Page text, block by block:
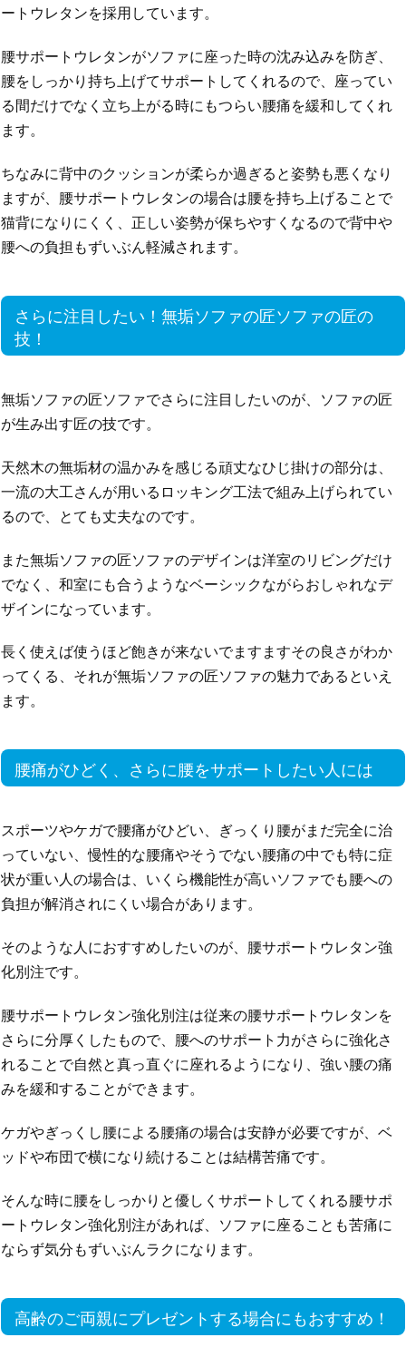
ートウレタンを採用しています。
腰サポートウレタンがソファに座った時の沈み込みを防ぎ、
腰をしっかり持ち上げてサポートしてくれるので、座ってい
る間だけでなく立ち上がる時にもつらい腰痛を緩和してくれ
ます。
ちなみに背中のクッションが柔らか過ぎると姿勢も悪くなり
ますが、腰サポートウレタンの場合は腰を持ち上げることで
猫背になりにくく、正しい姿勢が保ちやすくなるので背中や
腰への負担もずいぶん軽減されます。
さらに注目したい！無垢ソファの匠ソファの匠の
技！
無垢ソファの匠ソファでさらに注目したいのが、ソファの匠
が生み出す匠の技です。
天然木の無垢材の温かみを感じる頑丈なひじ掛けの部分は、
一流の大工さんが用いるロッキング工法で組み上げられてい
るので、とても丈夫なのです。
また無垢ソファの匠ソファのデザインは洋室のリビングだけ
でなく、和室にも合うようなベーシックながらおしゃれなデ
ザインになっています。
長く使えば使うほど飽きが来ないでますますその良さがわか
ってくる、それが無垢ソファの匠ソファの魅力であるといえ
ます。
腰痛がひどく、さらに腰をサポートしたい人には
スポーツやケガで腰痛がひどい、ぎっくり腰がまだ完全に治
っていない、慢性的な腰痛やそうでない腰痛の中でも特に症
状が重い人の場合は、いくら機能性が高いソファでも腰への
負担が解消されにくい場合があります。
そのような人におすすめしたいのが、腰サポートウレタン強
化別注です。
腰サポートウレタン強化別注は従来の腰サポートウレタンを
さらに分厚くしたもので、腰へのサポート力がさらに強化さ
れることで自然と真っ直ぐに座れるようになり、強い腰の痛
みを緩和することができます。
ケガやぎっくし腰による腰痛の場合は安静が必要ですが、ベ
ッドや布団で横になり続けることは結構苦痛です。
そんな時に腰をしっかりと優しくサポートしてくれる腰サポ
ートウレタン強化別注があれば、ソファに座ることも苦痛に
ならず気分もずいぶんラクになります。
高齢のご両親にプレゼントする場合にもおすすめ！